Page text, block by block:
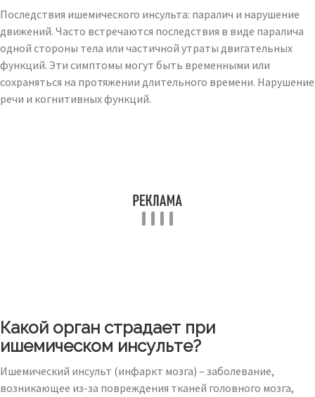
Последствия ишемического инсульта: паралич и нарушение
движений. Часто встречаются последствия в виде паралича
одной стороны тела или частичной утраты двигательных
функций. Эти симптомы могут быть временными или
сохраняться на протяжении длительного времени. Нарушение
речи и когнитивных функций.
Какой орган страдает при
ишемическом инсульте?
Ишемический инсульт (инфаркт мозга) – заболевание,
возникающее из-за повреждения тканей головного мозга,